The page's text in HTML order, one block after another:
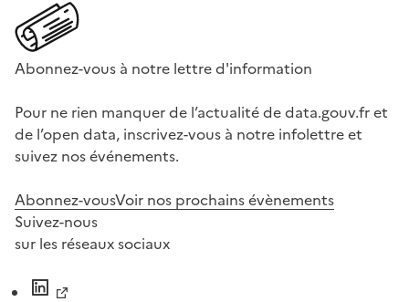
Abonnez-vous à notre lettre d'information
Pour ne rien manquer de l’actualité de data.gouv.fr et
de l’open data, inscrivez-vous à notre infolettre et
suivez nos événements.
Abonnez-vousVoir nos prochains évènements
Suivez-nous
sur les réseaux sociaux